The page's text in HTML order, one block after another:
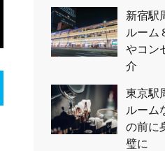
新宿駅
ルーム
やコン
介
東京駅
ルーム
の前に
璧に